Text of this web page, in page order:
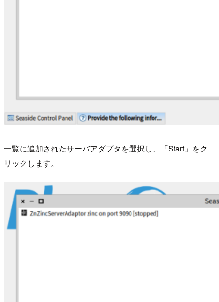
一覧に追加されたサーバアダプタを選択し、「Start」をク
リックします。